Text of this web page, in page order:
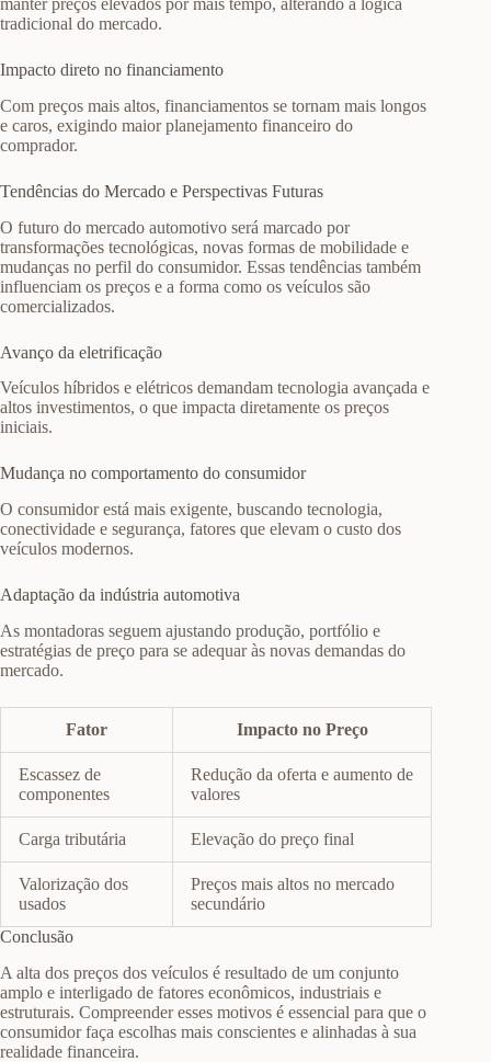
manter preços elevados por mais tempo, alterando a lógica
tradicional do mercado.
Impacto direto no financiamento
Com preços mais altos, financiamentos se tornam mais longos
e caros, exigindo maior planejamento financeiro do
comprador.
Tendências do Mercado e Perspectivas Futuras
O futuro do mercado automotivo será marcado por
transformações tecnológicas, novas formas de mobilidade e
mudanças no perfil do consumidor. Essas tendências também
influenciam os preços e a forma como os veículos são
comercializados.
Avanço da eletrificação
Veículos híbridos e elétricos demandam tecnologia avançada e
altos investimentos, o que impacta diretamente os preços
iniciais.
Mudança no comportamento do consumidor
O consumidor está mais exigente, buscando tecnologia,
conectividade e segurança, fatores que elevam o custo dos
veículos modernos.
Adaptação da indústria automotiva
As montadoras seguem ajustando produção, portfólio e
estratégias de preço para se adequar às novas demandas do
mercado.
Fator Impacto no Preço
Escassez de
componentes
Redução da oferta e aumento de
valores
Carga tributária Elevação do preço final
Valorização dos
usados
Preços mais altos no mercado
secundário
Conclusão
A alta dos preços dos veículos é resultado de um conjunto
amplo e interligado de fatores econômicos, industriais e
estruturais. Compreender esses motivos é essencial para que o
consumidor faça escolhas mais conscientes e alinhadas à sua
realidade financeira.